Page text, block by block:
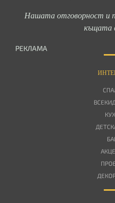
Нашата отговорност и
къщата
РЕКЛАМА